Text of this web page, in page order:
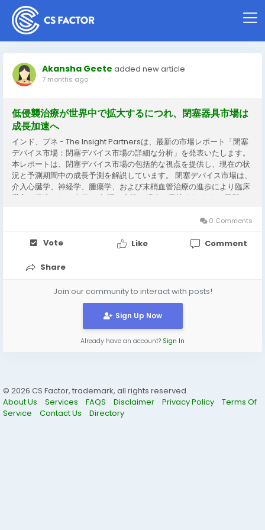
Akansha Geete added new article
7 months ago
低侵襲治療が世界中で拡大するにつれ、閉塞器具市場は
成長加速へ
インド、プネ - The Insight Partnersは、最新の市場レポート「閉塞
デバイス市場：閉塞デバイス市場の詳細な分析」を発表いたします。
本レポートは、閉塞デバイス市場の包括的な視点を提供し、現在の状
況と予測期間中の成長予測を解説しています。 閉塞デバイス市場は、
介入心臓学、神経学、腫瘍学、および末梢血管治療の進歩により臨床
導入が促進され、今後 10 年間で力強い拡大が見込まれます。 最新の
最近の安全性に関する警告は規制当局の注目を集め、患者の安全プロ
ます。 先駆的な大動脈閉塞デバイスの英国での発売など、救命閉塞ソ
的拡大を強調しています。...
0 Comments
Vote Like Comment
Share
Join our community to interact with posts!
Sign Up Now
Already have an account? Sign In
© 2026 CS Factor, trademark, all rights reserved.
About Us
Services FAQS Disclaimer Privacy Policy
Terms Of
Service
Contact Us Directory